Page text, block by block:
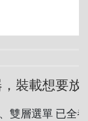
裝載想要放
雙層選單 已全